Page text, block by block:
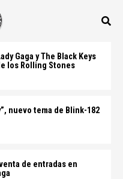
Gaga y The Black Keys
los Rolling Stones
nuevo tema de Blink-182
de entradas en